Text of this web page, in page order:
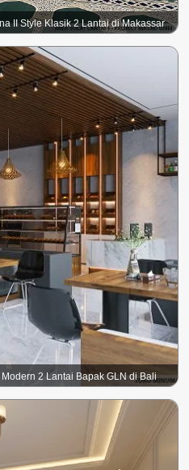
II Style Klasik 2 Lantai di Makassar
2 Lantai Bapak GLN di Bali